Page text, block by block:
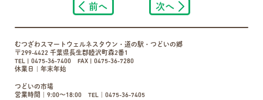
前へ 次へ
むつざわスマートウェルネスタウン・道の駅・つどいの郷
〒299-4422 千葉県長生郡睦沢町森2番1
TEL | 0475-36-7400 FAX | 0475-36-7280
休業日｜年末年始
つどいの市場
営業時間｜9:00〜18:00 TEL｜0475-36-7405